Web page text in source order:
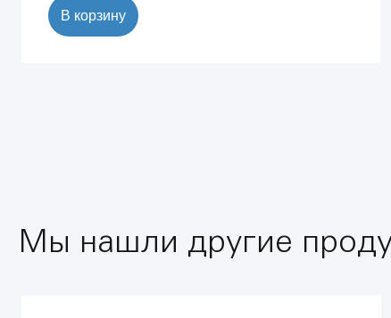
В корзину
Мы нашли другие